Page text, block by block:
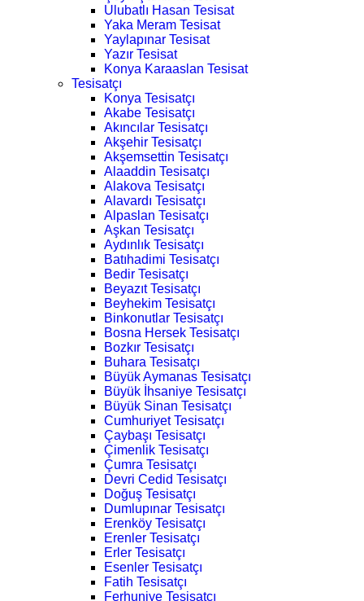
Ulubatlı Hasan Tesisat
Yaka Meram Tesisat
Yaylapınar Tesisat
Yazır Tesisat
Konya Karaaslan Tesisat
Tesisatçı
Konya Tesisatçı
Akabe Tesisatçı
Akıncılar Tesisatçı
Akşehir Tesisatçı
Akşemsettin Tesisatçı
Alaaddin Tesisatçı
Alakova Tesisatçı
Alavardı Tesisatçı
Alpaslan Tesisatçı
Aşkan Tesisatçı
Aydınlık Tesisatçı
Batıhadimi Tesisatçı
Bedir Tesisatçı
Beyazıt Tesisatçı
Beyhekim Tesisatçı
Binkonutlar Tesisatçı
Bosna Hersek Tesisatçı
Bozkır Tesisatçı
Buhara Tesisatçı
Büyük Aymanas Tesisatçı
Büyük İhsaniye Tesisatçı
Büyük Sinan Tesisatçı
Cumhuriyet Tesisatçı
Çaybaşı Tesisatçı
Çimenlik Tesisatçı
Çumra Tesisatçı
Devri Cedid Tesisatçı
Doğuş Tesisatçı
Dumlupınar Tesisatçı
Erenköy Tesisatçı
Erenler Tesisatçı
Erler Tesisatçı
Esenler Tesisatçı
Fatih Tesisatçı
Ferhuniye Tesisatçı